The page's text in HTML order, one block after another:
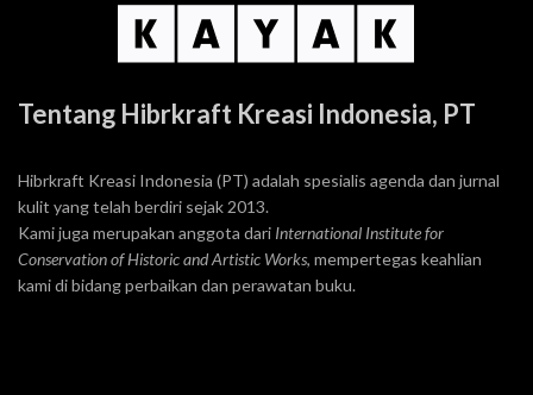
Tentang Hibrkraft Kreasi Indonesia, PT
Hibrkraft Kreasi Indonesia (PT) adalah spesialis agenda dan jurnal
kulit yang telah berdiri sejak 2013.
Kami juga merupakan anggota dari International Institute for
Conservation of Historic and Artistic Works, mempertegas keahlian
kami di bidang perbaikan dan perawatan buku.